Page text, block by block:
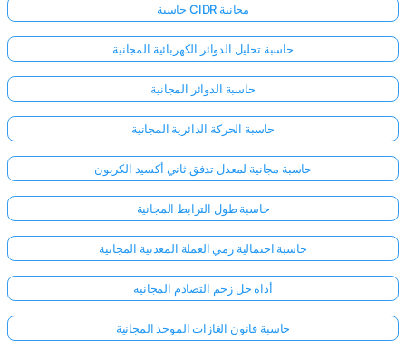
حاسبة CIDR مجانية
حاسبة تحليل الدوائر الكهربائية المجانية
حاسبة الدوائر المجانية
حاسبة الحركة الدائرية المجانية
حاسبة مجانية لمعدل تدفق ثاني أكسيد الكربون
حاسبة طول الترابط المجانية
حاسبة احتمالية رمي العملة المعدنية المجانية
أداة حل زخم التصادم المجانية
حاسبة قانون الغازات الموحد المجانية